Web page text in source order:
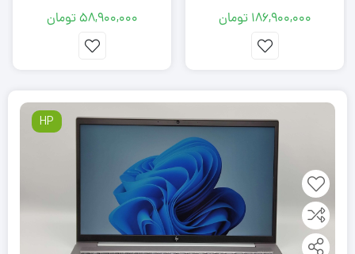
186,900,000 تومان 58,900,000تومان
HP